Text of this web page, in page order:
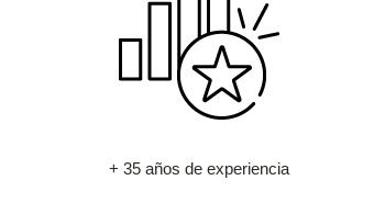
+ 35 años de experiencia